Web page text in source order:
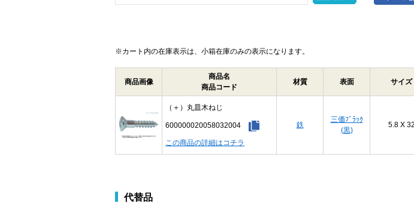
※カート内の在庫表示は、小箱在庫のみの表示になります。
商品画像
商品名
商品コード
材質 表面 サイズ
（＋）丸皿木ねじ
600000020058032004
この商品の詳細はコチラ
鉄
三価ﾌﾞﾗｯｸ
(黒)
5.8 X 32
代替品